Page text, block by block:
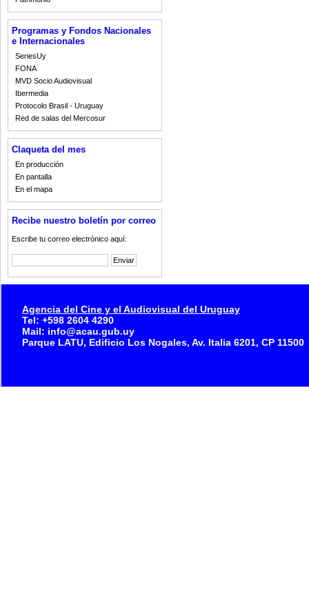
Programas y Fondos Nacionales
e Internacionales
SeriesUy
FONA
MVD Socio Audiovisual
Ibermedia
Protocolo Brasil - Uruguay
Red de salas del Mercosur
Claqueta del mes
En producción
En pantalla
En el mapa
Recibe nuestro boletín por correo
Escribe tu correo electrónico aquí:
Agencia del Cine y el Audiovisual del Uruguay
Tel: +598 2604 4290
Mail: info@acau.gub.uy
Parque LATU, Edificio Los Nogales, Av. Italia 6201, CP 11500